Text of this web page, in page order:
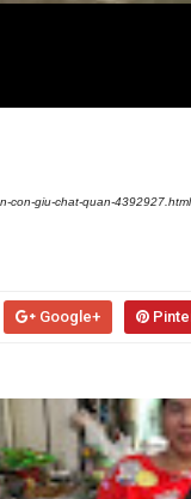
con-giu-chat-quan-
Google+